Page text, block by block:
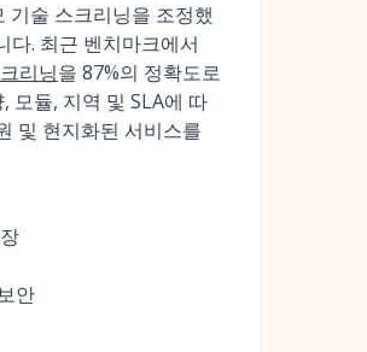
술 스크리닝을 조정했
다. 최근 벤치마크에서
리닝을 87%의 정확도로
모듈, 지역 및 SLA에 따
및 현지화된 서비스를
안